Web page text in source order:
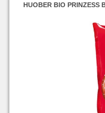
HUOBER BIO PRINZESS